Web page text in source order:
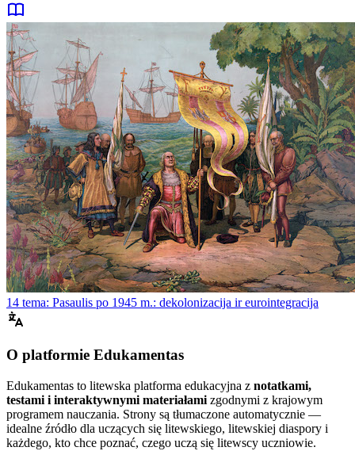
14 tema: Pasaulis po 1945 m.: dekolonizacija ir eurointegracija
O platformie Edukamentas
Edukamentas to litewska platforma edukacyjna z notatkami,
testami i interaktywnymi materiałami zgodnymi z krajowym
programem nauczania. Strony są tłumaczone automatycznie —
idealne źródło dla uczących się litewskiego, litewskiej diaspory i
każdego, kto chce poznać, czego uczą się litewscy uczniowie.